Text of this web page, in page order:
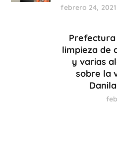
febrero 24, 2021
limpieza de
y varias
sobre la